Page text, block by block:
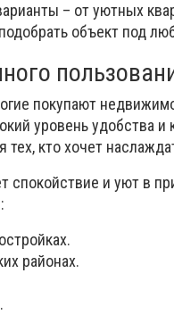
– от уютных
объект под
покупают
уровень удобства и
кто хочет
спокойствие и уют в
районах.